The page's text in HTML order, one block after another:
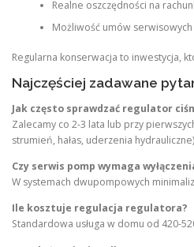
Realne oszczędności na
Możliwość umów
Regularna konserwacja to inwestycja,
Najczęściej zadawane
Jak często sprawdzać regulator
Zalecamy co 2-3 lata lub przy
strumień, hałas, uderzenia
Czy serwis pomp wymaga
W systemach dwupompowych
Ile kosztuje regulacja regulatora?
Standardowa usługa w domu od 420-